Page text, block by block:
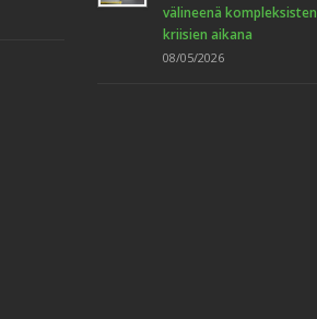
välineenä kompleksisten
kriisien aikana
08/05/2026